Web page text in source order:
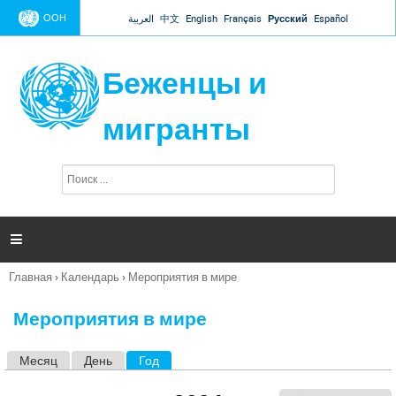
Jump to navigation
ООН العربية 中文 English Français Русский Español
Беженцы и
мигранты
п
и

Вы
Главная › Календарь › Мероприятия в мире
Мероприятия в мире
Месяц День Год